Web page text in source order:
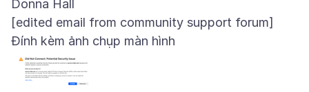
Donna Hall
Đính kèm ảnh chụp màn hình